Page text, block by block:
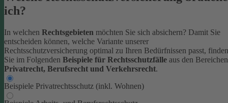
ich?
In welchen Rechtsgebieten möchten Sie sich absichern? Damit Sie
entscheiden können, welche Variante unserer
Rechtsschutzversicherung optimal zu Ihren Bedürfnissen passt, finden
Sie im Folgenden Beispiele für Rechtsschutzfälle aus den Bereichen
Privatrecht, Berufsrecht und Verkehrsrecht.
Beispiele Privatrechtsschutz (inkl. Wohnen)